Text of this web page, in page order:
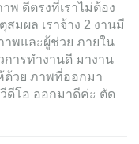
พ ดีตรงที่เราไม่ต้อง
มผล เราจ้าง 2 งานมี
พและผู้ช่วย ภายใน
การทำงานดี มางาน
ด้วย ภาพที่ออกมา
ดีโอ ออกมาดีค่ะ ตัด